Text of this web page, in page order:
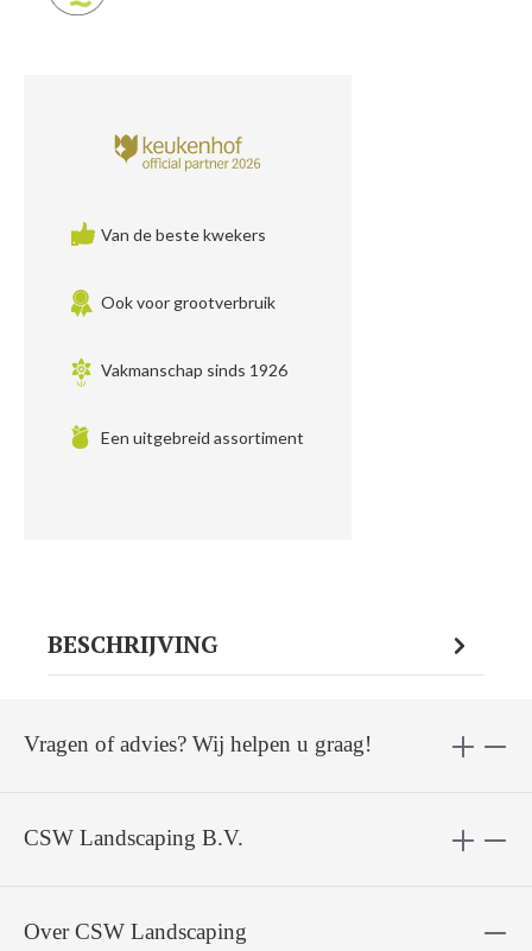
Van de beste kwekers
Ook voor grootverbruik
Vakmanschap sinds 1926
Een uitgebreid assortiment
BESCHRIJVING
CSW Landscaping B.V.
Vragen of advies? Wij helpen u graag!
Over CSW Landscaping